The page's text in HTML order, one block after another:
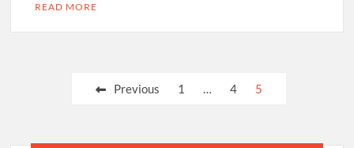
READ MORE
Previous 1 … 4 5